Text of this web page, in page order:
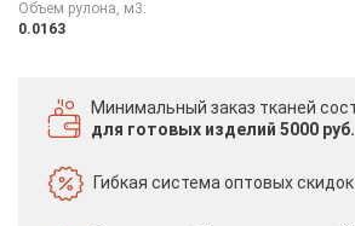
Объем рулона, м3:
0.0163
Минимальный заказ тканей
для готовых изделий 5000 руб.
Гибкая системаоптовых скидок